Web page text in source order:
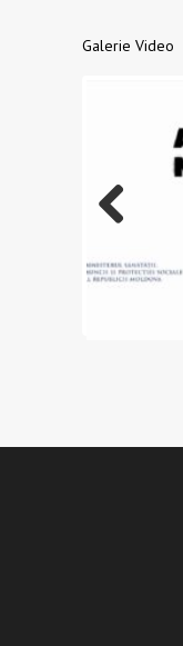
Galerie Video
us